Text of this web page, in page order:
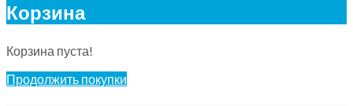
Корзина
Корзина пуста!
Продолжить покупки